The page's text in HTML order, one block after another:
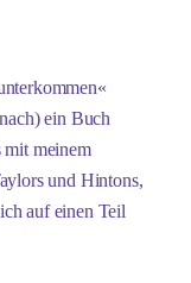
ein Buch
mit meinem
und Hintons,
auf einen Teil